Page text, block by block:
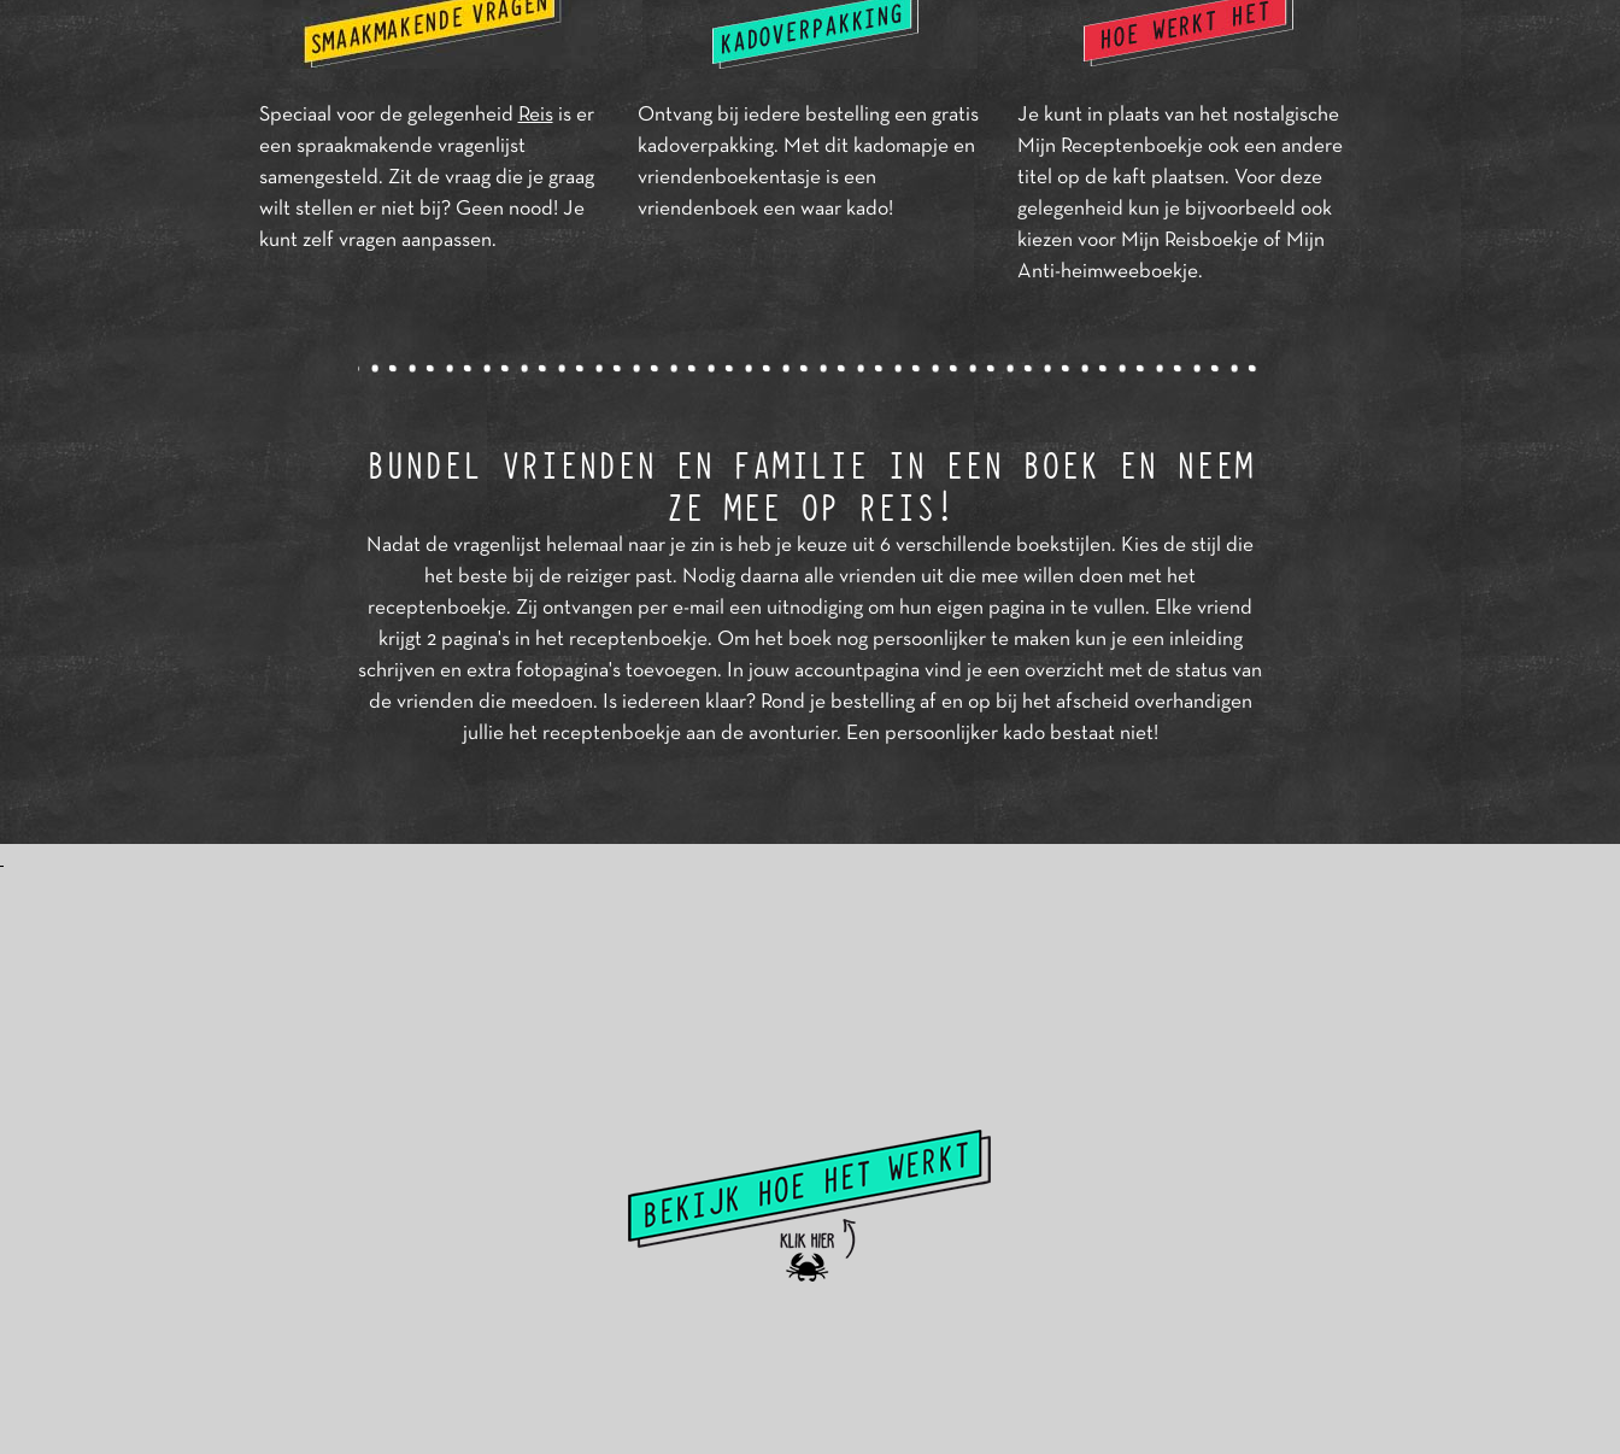
Speciaal voor de gelegenheid Reisis er
een spraakmakende vragenlijst
samengesteld. Zit de vraag die je graag
wilt stellen er niet bij? Geen nood! Je
kunt zelf vragen aanpassen.
Ontvang bij iedere bestelling een gratis
kadoverpakking. Met dit kadomapje en
vriendenboekentasje is een
vriendenboek een waar kado!
Je kunt in plaats van het nostalgische
Mijn Receptenboekje ook een andere
titel op de kaft plaatsen. Voor deze
gelegenheid kun je bijvoorbeeld ook
kiezen voor Mijn Reisboekje of Mijn
Anti-heimweeboekje.
BUNDEL VRIENDEN EN FAMILIE IN EEN BOEK EN NEEM
ZE MEE OP REIS!
Nadat de vragenlijst helemaal naar je zin is heb je keuze uit 6 verschillende boekstijlen. Kies de stijl die
het beste bij de reiziger past. Nodig daarna alle vrienden uit die mee willen doen met het
receptenboekje. Zij ontvangen per e-mail een uitnodiging om hun eigen pagina in te vullen. Elke vriend
krijgt 2 pagina's in het receptenboekje. Om het boek nog persoonlijker te maken kun je een inleiding
schrijven en extra fotopagina's toevoegen. In jouw accountpagina vind je een overzicht met de status van
de vrienden die meedoen. Is iedereen klaar? Rond je bestelling af en op bij het afscheid overhandigen
jullie het receptenboekje aan de avonturier. Een persoonlijker kado bestaat niet!